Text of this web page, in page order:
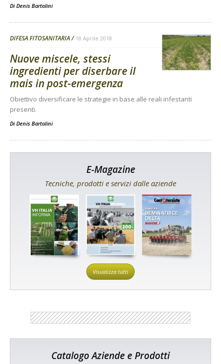
Di Denis Bartolini
DIFESA FITOSANITARIA 18 Aprile 2018
Nuove miscele, stessi
ingredienti per diserbare il
mais in post-emergenza
Obiettivo diversificare le strategie in base alle reali infestanti
presenti.
Di Denis Bartolini
E-Magazine
Tecniche, prodotti e servizi dalle aziende
Visualizza tutti
Catalogo Aziende e Prodotti